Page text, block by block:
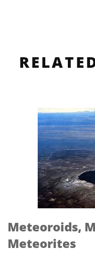
Meteoroids,
Meteorites